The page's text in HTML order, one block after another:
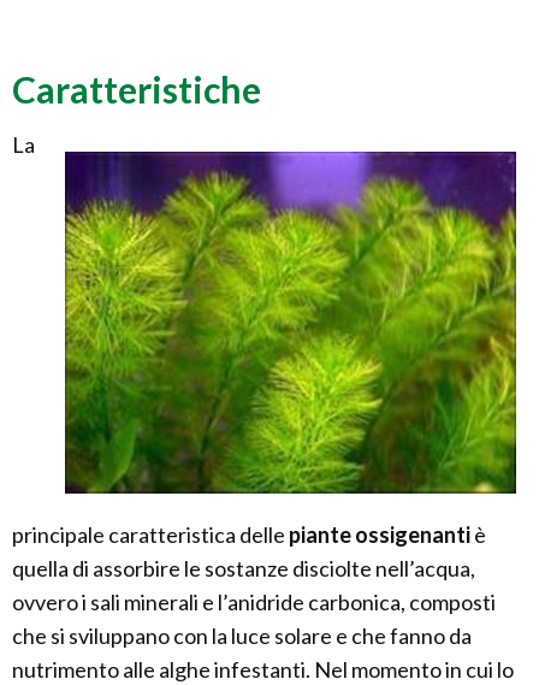
Caratteristiche
La
principale caratteristica delle piante ossigenantiè
quella di assorbire le sostanze disciolte nell’acqua,
ovvero i sali minerali e l’anidride carbonica, composti
che si sviluppano con la luce solare e che fanno da
nutrimento alle alghe infestanti. Nel momento in cui lo